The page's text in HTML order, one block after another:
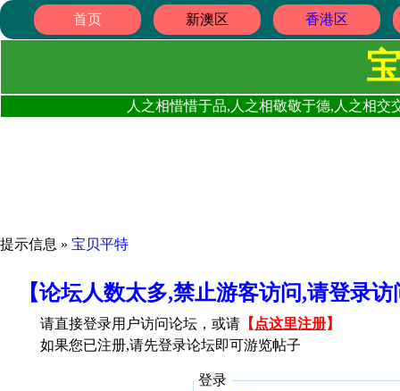
首页 新澳区 香港区
人之相惜惜于品,人之相敬敬于德,人之相
提示信息 » 宝贝平特
【论坛人数太多,禁止游客访问,请登录
请直接登录用户访问论坛，或请 【 点这里注册】
如果您已注册,请先登录论坛即可游览帖子
登录